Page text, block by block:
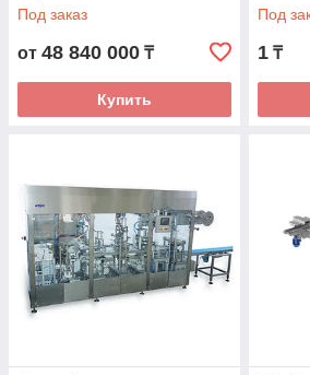
Под заказ
от 48 840 000 ₸
Купить
Под
1 ₸